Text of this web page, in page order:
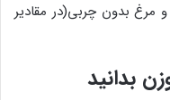
بدون چربی(در مقادیر